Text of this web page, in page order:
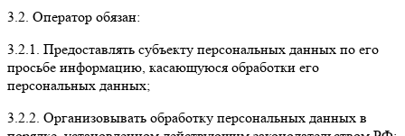
3.2. Оператор обязан:
3.2.1. Предоставлять субъекту персональных данных по его
просьбе информацию, касающуюся обработки его
персональных данных;
3.2.2. Организовывать обработку персональных данных в